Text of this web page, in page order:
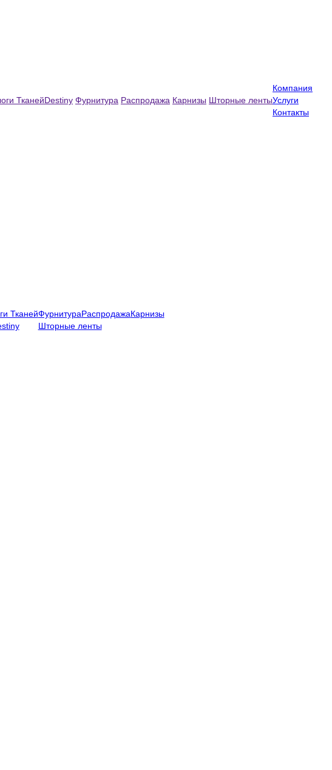
ТканейDestiny Фурнитура Распродажа Карнизы Шторные ленты
Компания
Услуги
Контакты
ТканейФурнитураРаспродажаКарнизы
Шторные ленты